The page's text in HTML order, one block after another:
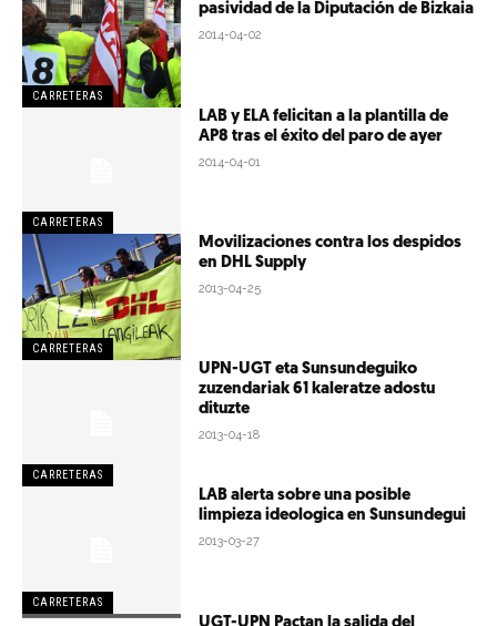
CARRETERAS
pasividad de la Diputación de Bizkaia
2014-04-02
CARRETERAS
LAB y ELA felicitan a la plantilla de
AP8 tras el éxito del paro de ayer
2014-04-01
CARRETERAS
Movilizaciones contra los despidos
en DHL Supply
2013-04-25
CARRETERAS
UPN-UGT eta Sunsundeguiko
zuzendariak 61 kaleratze adostu
dituzte
2013-04-18
CARRETERAS
LAB alerta sobre una posible
limpieza ideologica en Sunsundegui
2013-03-27